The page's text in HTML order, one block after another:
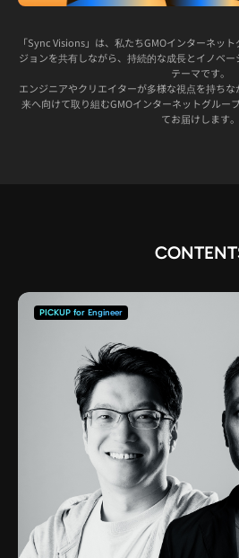
「Sync Visions」は、私たちGMOインターネッ
ジョンを共有しながら、 持続的な成長とイノベ
テーマです。
エンジニアやクリエイターが多様な視点を持ちな
来へ向けて取り組むGMOインターネットグルー
てお届けします。
PICKUP for Engineer